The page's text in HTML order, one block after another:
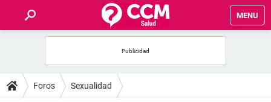
MENU
FOROS
Foros Sexualidad